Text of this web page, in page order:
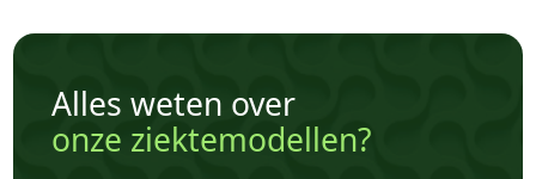
Alles weten over
onze ziektemodellen?